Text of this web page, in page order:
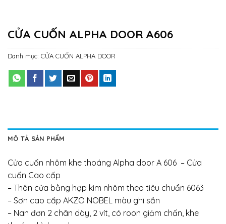
CỬA CUỐN ALPHA DOOR A606
Danh mục: CỬA CUỐN ALPHA DOOR
MÔ TẢ SẢN PHẨM
Cửa cuốn nhôm khe thoáng Alpha door A 606 – Cửa
cuốn Cao cấp
– Thân cửa bằng hợp kim nhôm theo tiêu chuẩn 6063
– Sơn cao cấp AKZO NOBEL màu ghi sần
– Nan đơn 2 chân dày, 2 vít, có roon giảm chấn, khe